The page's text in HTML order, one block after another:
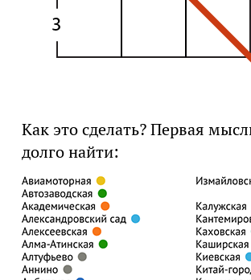
Как это сделать? Первая
долго найти: